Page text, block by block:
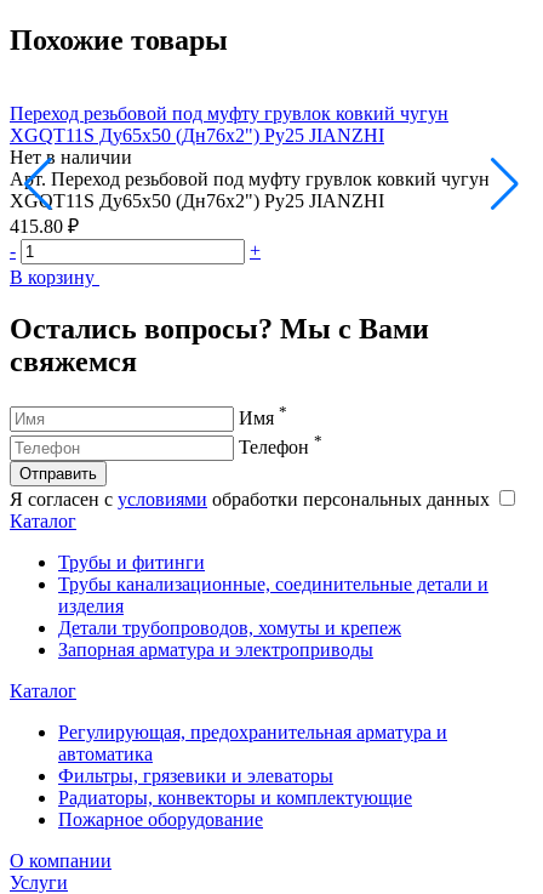
Похожие товары
Переход резьбовой под муфту грувлок ковкий чугун
XGQT11S Ду65х50 (Дн76х2") Ру25 JIANZHI
Нет в наличии
Арт. Переход резьбовой под муфту грувлок ковкий чугун
XGQT11S Ду65х50 (Дн76х2") Ру25 JIANZHI
415.80 ₽
-
+
В корзину
Остались вопросы? Мы с Вами
свяжемся
Имя *
Телефон *
Отправить
Я согласен с условиями обработки персональных данных
Каталог
Трубы и фитинги
Трубы канализационные, соединительные детали и
изделия
Детали трубопроводов, хомуты и крепеж
Запорная арматура и электроприводы
Каталог
Регулирующая, предохранительная арматура и
автоматика
Фильтры, грязевики и элеваторы
Радиаторы, конвекторы и комплектующие
Пожарное оборудование
О компании
Услуги